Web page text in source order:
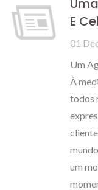
E
01
Um
À
todos
um